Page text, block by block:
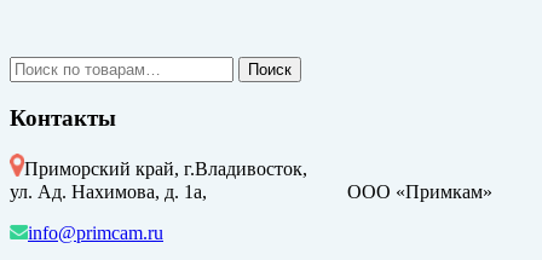
Искать: Поиск
Контакты
Приморский край, г.Владивосток,
ул. Ад. Нахимова, д. 1а, ООО «Примкам»
info@primcam.ru